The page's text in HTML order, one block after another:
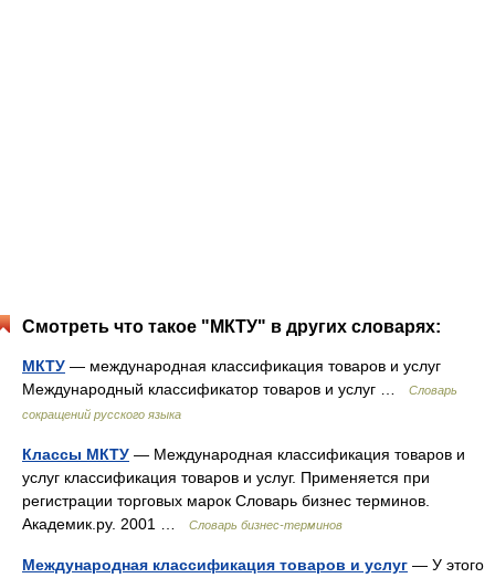
Смотреть что такое "МКТУ" в других словарях:
МКТУ — международная классификация товаров и услуг
Международный классификатор товаров и услуг …
Словарь
сокращений русского языка
Классы МКТУ — Международная классификация товаров и
услуг классификация товаров и услуг. Применяется при
регистрации торговых марок Словарь бизнес терминов.
Академик.ру. 2001 …
Словарь бизнес-терминов
Международная классификация товаров и услуг — У этого